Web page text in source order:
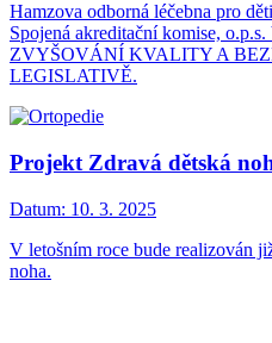
Hamzova odborná léčebna pro
Spojená akreditační komise,
ZVYŠOVÁNÍ KVALITY A
LEGISLATIVĚ.
Projekt Zdravá dětská
Datum: 10. 3. 2025
V letošním roce bude realizován
noha.